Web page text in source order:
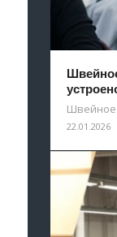
Швейное
22.01.2026